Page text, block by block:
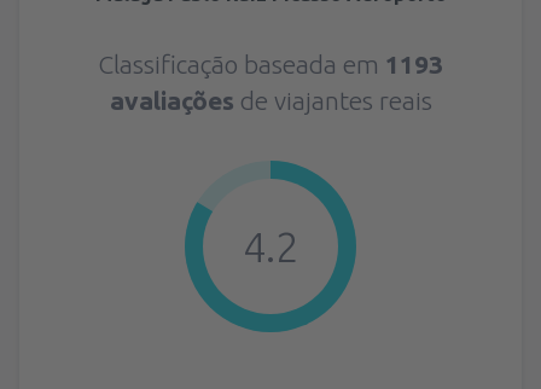
Classificação baseada em 1193
avaliações de viajantes reais
4.2